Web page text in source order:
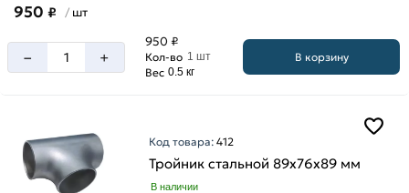
950 ₽ / шт
– +
950 ₽
Кол-во 1 шт
Вес 0.5 кг
В корзину
Код товара:412
Тройник стальной 89х76х89 мм
В наличии